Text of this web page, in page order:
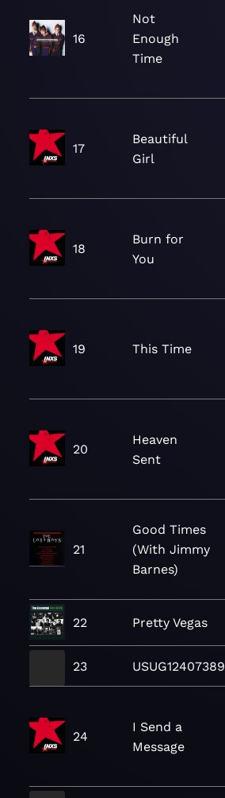
16
Not
Enough
Time
17
Beautiful
Girl
18
Burn for
You
19 This Time
20
Heaven
Sent
21
Good Times
(With Jimmy
Barnes)
22 Pretty Vegas
23 USUG12407389
24
I Send a
Message